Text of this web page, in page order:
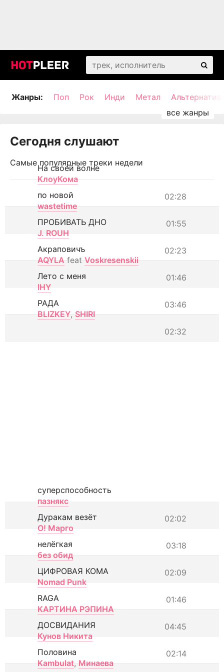
Жанры: Поп Рок Инди Метал
Сегодня слушают
Самые популярные треки недели
На своей волне
КлоуКома
02:28
по новой
wastetime
01:55
ПРОБИВАТЬ ДНО
J. ROUH
02:23
Акраповичъ
AQYLA feat Voskresenskii
01:46
Лето с меня
IHY
03:46
РАДА
BLIZKEY, SHIRI
02:32
суперспособность
пазнякс
02:02
Дуракам везёт
О! Марго
03:18
нелёгкая
без обид
02:09
ЦИФРОВАЯ КОМА
Nomad Punk
01:46
RAGA
КАРТИНА РЭПИНА
04:45
ДОСВИДАНИЯ
Кунов Никита
02:14
Половина
Kambulat, Минаева